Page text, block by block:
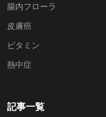
腸内フローラ
皮膚癌
ビタミン
熱中症
記事一覧